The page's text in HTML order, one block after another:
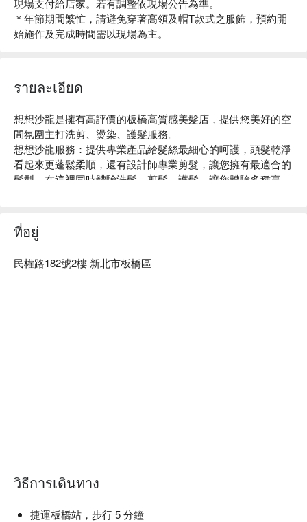
現場支付給店家。若有調整依現場公告為準。
＊年節期間繁忙，請避免穿著高領及帽T款式之服飾，預約開
始施作及完成時間需以現場為主。
รายละเอียด
想想沙龍是擁有高評價的板橋高質感美髮店，提供您美好的空
間氛圍主打洗剪、燙染、護髮服務。
想想沙龍服務：提供專業產品給髮絲最細心的呵護，頭髮乾淨
看起來更蓬鬆柔順，還有設計師專業剪髮，讓您擁有最適合的
髮型，在這裡同時體驗洗髮、剪髮、護髮，讓您體驗多種享
美髮造型，注重材料選用，精心挑選國外大廠原料，小心呵護
你我的每一根秀髮。
致，提供您美好的空間氛圍。
ที่อยู่
民權路182號2樓 新北市板橋區
วิธีการเดินทาง
捷運板橋站，步行 5 分鐘